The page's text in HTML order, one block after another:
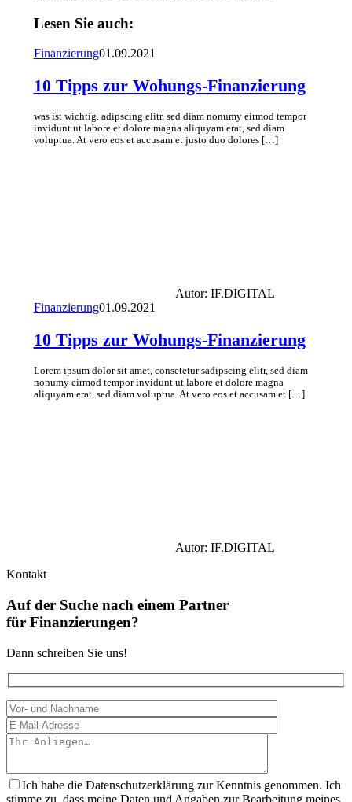
Lesen Sie auch:
Finanzierung01.09.2021
10 Tipps zur Wohungs-Finanzierung
was ist wichtig. adipscing elitr, sed diam nonumy eirmod tempor
invidunt ut labore et dolore magna aliquyam erat, sed diam
voluptua. At vero eos et accusam et justo duo dolores […]
Autor: IF.DIGITAL
Finanzierung01.09.2021
10 Tipps zur Wohungs-Finanzierung
Lorem ipsum dolor sit amet, consetetur sadipscing elitr, sed diam
nonumy eirmod tempor invidunt ut labore et dolore magna
aliquyam erat, sed diam voluptua. At vero eos et accusam et […]
Autor: IF.DIGITAL
Kontakt
Auf der Suche nach einem Partner
für Finanzierungen?
Dann schreiben Sie uns!
Ich habe die Datenschutzerklärung zur Kenntnis genommen. Ich